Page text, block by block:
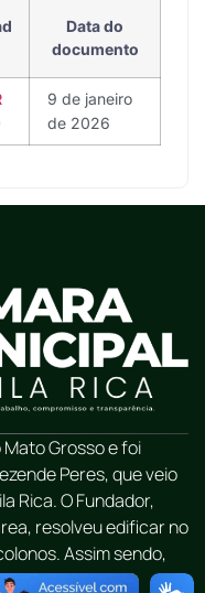
Data do
documento
9 de janeiro
de 2026
Grosso e foi
Peres, que veio
Rica. O Fundador,
resolveu edificar no
Assim sendo,